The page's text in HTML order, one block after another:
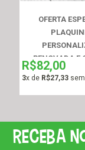
OFERTA
RENOVADA E
R$82,00
3x de R$27,33sem
Receba